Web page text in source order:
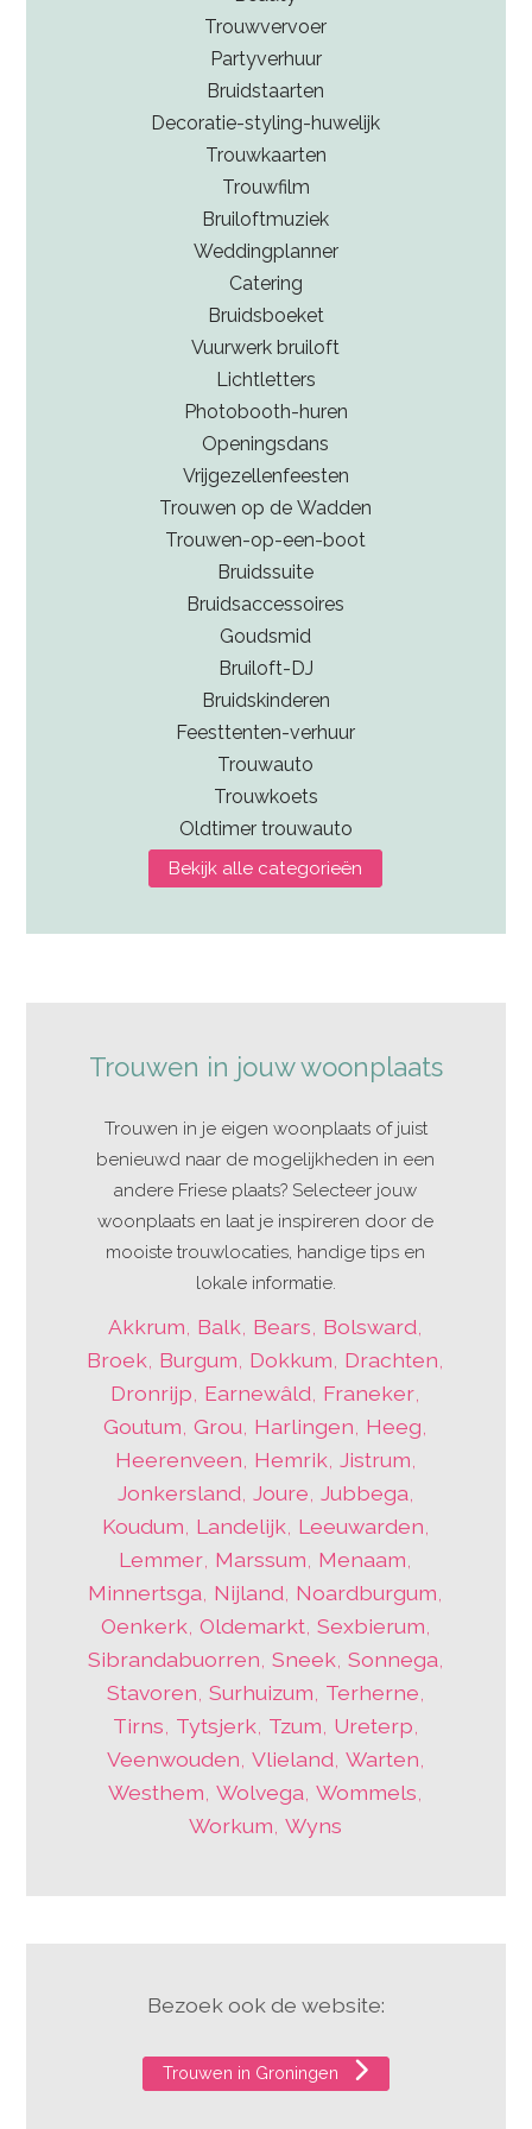
Trouwvervoer
Partyverhuur
Bruidstaarten
Decoratie-styling-huwelijk
Trouwkaarten
Trouwfilm
Bruiloftmuziek
Weddingplanner
Catering
Bruidsboeket
Vuurwerk bruiloft
Lichtletters
Photobooth-huren
Openingsdans
Vrijgezellenfeesten
Trouwen op de Wadden
Trouwen-op-een-boot
Bruidssuite
Bruidsaccessoires
Goudsmid
Bruiloft-DJ
Bruidskinderen
Feesttenten-verhuur
Trouwauto
Trouwkoets
Oldtimer trouwauto
Bekijk alle categorieën
Trouwen in jouw woonplaats
Trouwen in je eigen woonplaats of juist
benieuwd naar de mogelijkheden in een
andere Friese plaats? Selecteer jouw
woonplaats en laat je inspireren door de
mooiste trouwlocaties, handige tips en
lokale informatie.
Akkrum Balk Bears Bolsward
Broek Burgum Dokkum Drachten
Dronrijp Earnewâld Franeker
Goutum ,Grou Harlingen Heeg
Heerenveen Hemrik Jistrum
Jonkersland Joure Jubbega
Koudum Landelijk Leeuwarden
Lemmer Marssum Menaam
Minnertsga Nijland Noardburgum
Oenkerk Oldemarkt, Sexbierum
Sibrandabuorren Sneek Sonnega
Stavoren Surhuizum Terherne
Tirns Tytsjerk Tzum Ureterp
Veenwouden Vlieland Warten
Westhem ,Wolvega ,Wommels
Workum ,Wyns
Bezoek ook de website:
Trouwen in Groningen